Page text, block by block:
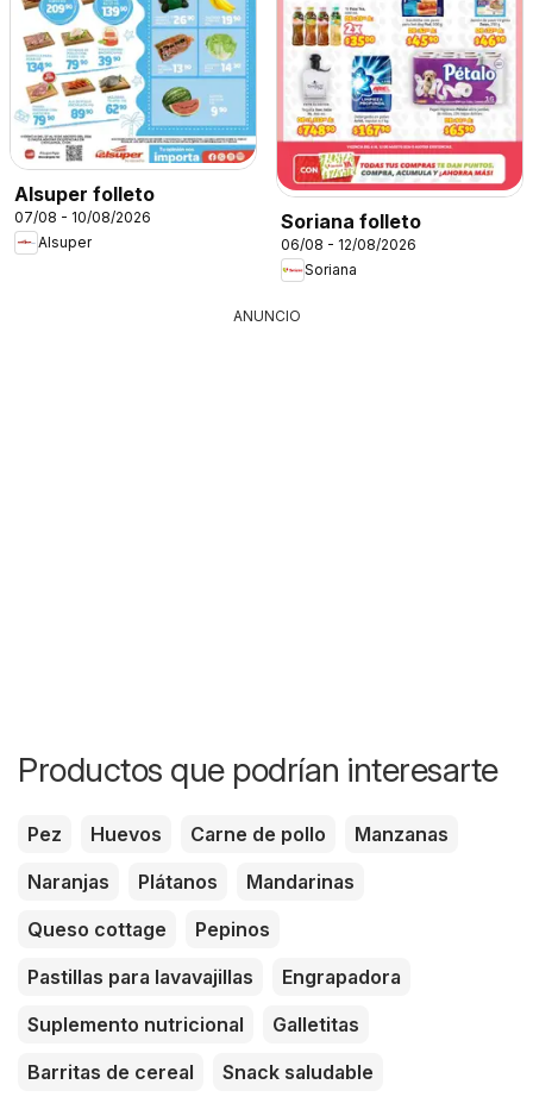
Alsuper folleto
07/08 - 10/08/2026
Alsuper
Soriana folleto
06/08 - 12/08/2026
Soriana
ANUNCIO
Productos que podrían interesarte
Pez Huevos Carne de pollo
Manzanas
Naranjas
Plátanos
Mandarinas
Queso cottage
Pepinos
Pastillas para lavavajillas
Engrapadora
Suplemento nutricional
Galletitas
Barritas de cereal
Snack saludable